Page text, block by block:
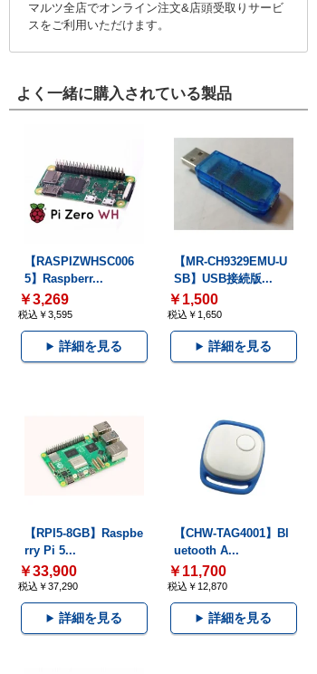
マルツ全店でオンライン注文&店頭受取りサービ
スをご利用いただけます。
よく一緒に購入されている製品
【RASPIZWHSC006
5】Raspberr...
￥3,269
税込￥3,595
詳細を見る
【MR-CH9329EMU-U
SB】USB接続版...
￥1,500
税込￥1,650
詳細を見る
【RPI5-8GB】Raspbe
rry Pi 5...
￥33,900
税込￥37,290
詳細を見る
【CHW-TAG4001】Bl
uetooth A...
￥11,700
税込￥12,870
詳細を見る